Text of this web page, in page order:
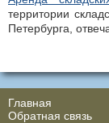
территории
Петербурга,
Главная
Обратная связь